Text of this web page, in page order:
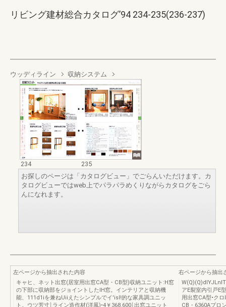
リビング建材総合カタログ’94 234-235(236-237)
ウッディライン 収納システム
234
235
お探しのページは「カタログビュー」でごらんいただけます。カ
タログビューではweb上でパラパラめくりながらカタログをごら
んになれます。
左ページから抽出された内容
キャヒ、ネット出窓(居室用出窓CA型・CB型)収納ユニット:H窓
の下部に収納部をジョイントしたIH窓。インテリアと収納機
能、111d1iを兼ねUiiえたシンプルでイ'isl!的な家具調ユニッ
ト。ウツ芳寸￨ライン造作材(洋風)•4￥368.600￨出窓ユニット
右ページから抽出
アE裂室内引戸E
用出窓CA型•ク
CB・6360Aブロ